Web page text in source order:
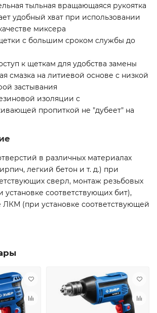
тыльная вращающаяся рукоятка
удобный хват при использовании
миксера
с большим сроком службы до
к щеткам для удобства замены
смазка на литиевой основе с низкой
застывания
изоляции с
пропиткой не ″дубеет″ на
в различных материалах
легкий бетон и т. д.) при
сверл, монтаж резьбовых
соответствующих бит),
(при установке соответствующей